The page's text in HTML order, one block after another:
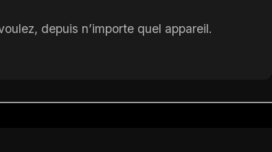
depuis n’importe quel appareil.